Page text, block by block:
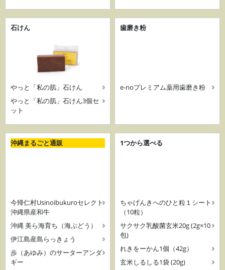
石けん
やっと「私の肌」石けん
やっと「私の肌」石けん3個セ
ット
歯磨き粉
e-noプレミアム薬用歯磨き粉
沖縄まるごと通販
今帰仁村Usinoibukuroセレクト
沖縄県産和牛
沖縄 美ら海育ち（海ぶどう）
伊江島産島らっきょう
歩（あゆみ）のサーターアンダ
ギー
1つから選べる
ちゃげんきへのひと粒１シート
（10粒）
サクサク乳酸菌玄米20g (2g×10
包)
れきをーかん1個（42g）
玄米しるしる1袋 (20g)